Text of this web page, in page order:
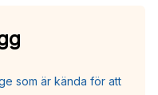
som är kända för att